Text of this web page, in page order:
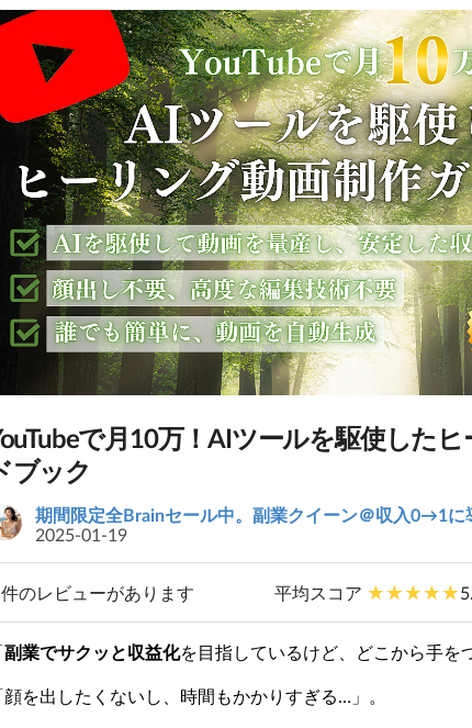
で月10万！AIツールを駆使した
ブック
期間限定全Brainセール中。副業クイーン＠収入0→1に
2025-01-19
のレビューがあります 平均スコア
副業でサクッと収益化を目指しているけど、どこから手を
顔を出したくないし、時間もかかりすぎる…」。